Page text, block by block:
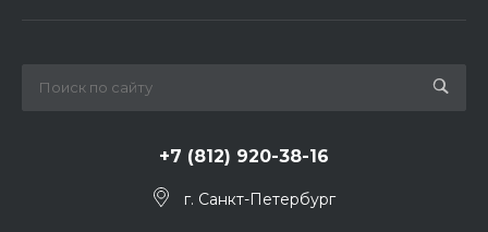
+7 (812) 920-38-16
г. Санкт-Петербург